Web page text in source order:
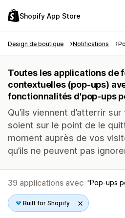
Shopify App Store
Design de boutique Notifications
Toutes les applications de
contextuelles (pop-ups)
fonctionnalités d'pop-ups
Qu’ils viennent d’atterrir
soient sur le point de le
moment auprès de vos
qu’ils ne peuvent pas
39 applications avec Pop-ups
Built for Shopify